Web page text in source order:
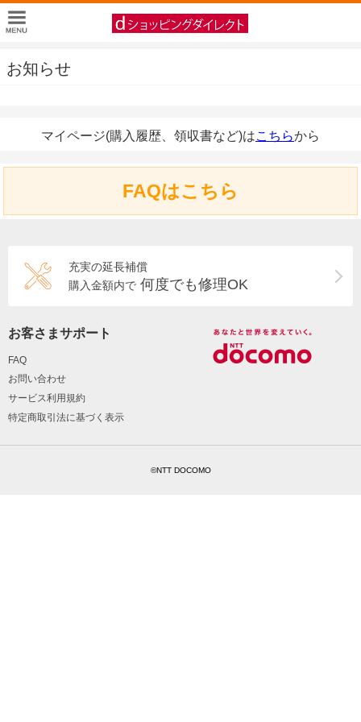
お知らせ
マイページ(購入履歴、領収書など)はこちらから
FAQはこちら
充実の延長補償
購入金額内で 何度でも修理OK
お客さまサポート
FAQ
お問い合わせ
サービス利用規約
特定商取引法に基づく表示
©NTT DOCOMO